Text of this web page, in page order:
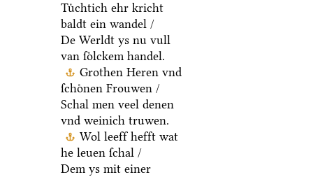
Tuͤchtich ehr kricht
baldt ein wandel /
De Werldt ys nu vull
van ſoͤlckem handel.
Grothen Heren vnd
ſchoͤnen Frouwen /
Schal men veel denen
vnd weinich truwen.
Wol leeff hefft wat
he leuen ſchal /
Dem ys mit einer